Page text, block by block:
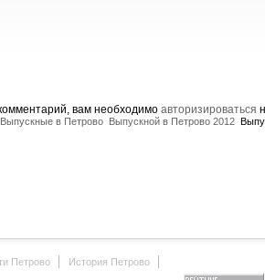
вам необходимо авторизироваться
Выпускные в Петрово Выпускной в Петрово 2012
Петрово История Петрово